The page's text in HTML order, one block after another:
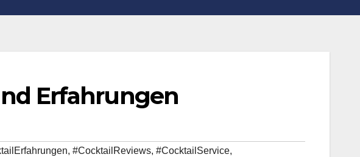
Erfahrungen
, #CocktailReviews, #CocktailService,